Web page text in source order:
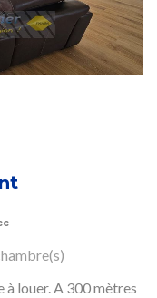
louer. A 300 mètres